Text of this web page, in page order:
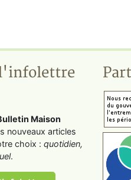
Maison
nouveaux articles
choix : quotidien,
.